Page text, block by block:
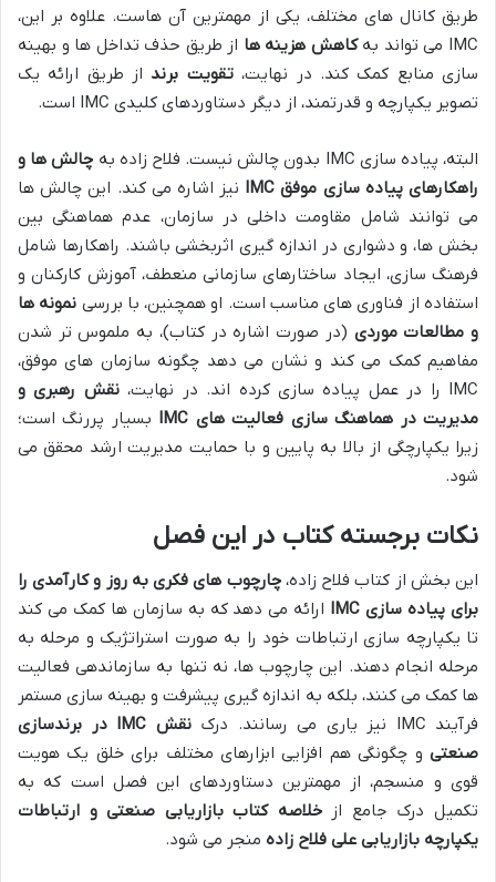
طریق کانال های مختلف، یکی از مهمترین آن هاست. علاوه بر این،
IMC می تواند به
کاهش هزینه ها از طریق حذف تداخل ها و بهینه
سازی منابع کمک کند. در نهایت،تقویت برنداز طریق ارائه یک
تصویر یکپارچه و قدرتمند، از دیگر دستاوردهای کلیدی IMC است.
البته، پیاده سازی IMC بدون چالش نیست. فلاح زاده به
چالش ها و
راهکارهای پیاده سازی موفق IMC
نیز اشاره می کند. این چالش ها
می توانند شامل مقاومت داخلی در سازمان، عدم هماهنگی بین
بخش ها، و دشواری در اندازه گیری اثربخشی باشند. راهکارها شامل
فرهنگ سازی، ایجاد ساختارهای سازمانی منعطف، آموزش کارکنان و
استفاده از فناوری های مناسب است. او همچنین، با بررسی نمونه ها
و مطالعات موردی (در صورت اشاره در کتاب)، به ملموس تر شدن
مفاهیم کمک می کند و نشان می دهد چگونه سازمان های موفق،
IMC را در عمل پیاده سازی کرده اند. در نهایت،
نقش رهبری و
مدیریت در هماهنگ سازی فعالیت های IMC
بسیار پررنگ است؛
زیرا یکپارچگی از بالا به پایین و با حمایت مدیریت ارشد محقق می
شود.
نکات برجسته کتاب در این فصل
این بخش از کتاب فلاح زاده،چارچوب های فکری به روز و کارآمدی را
برای پیاده سازی IMC
ارائه می دهد که به سازمان ها کمک می کند
تا یکپارچه سازی ارتباطات خود را به صورت استراتژیک و مرحله به
مرحله انجام دهند. این چارچوب ها، نه تنها به سازماندهی فعالیت
ها کمک می کنند، بلکه به اندازه گیری پیشرفت و بهینه سازی مستمر
فرآیند IMC نیز یاری می رسانند. درک
نقش IMC در برندسازی
صنعتی و چگونگی هم افزایی ابزارهای مختلف برای خلق یک هویت
قوی و منسجم، از مهمترین دستاوردهای این فصل است که به
تکمیل درک جامع ازخلاصه کتاب بازاریابی صنعتی و ارتباطات
یکپارچه بازاریابی علی فلاح زاده منجر می شود.